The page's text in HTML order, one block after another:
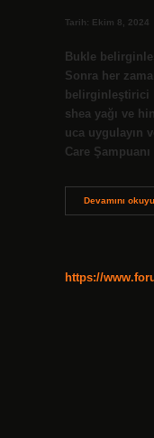
Tarih: Ekim 8, 2024
Bukle
Sonra her
belirginleştirici
shea yağı ve
uca uygulayın
Care
Devamını
https://